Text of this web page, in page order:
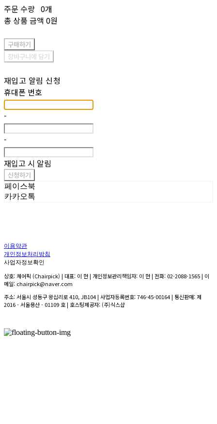
주문 수량 0개
총 상품 금액 0원
구매하기
장바구니에 담기
재입고 알림 신청
휴대폰 번호
-
-
재입고 시 알림
신청하기
페이스북
카카오톡
이용약관
개인정보처리방침
사업자정보확인
상호: 체어픽 (Chairpick) | 대표: 이 현 | 개인정보관리책임자: 이 현 | 전화: 02-2088-1565 | 이
메일: chairpick@naver.com
주소: 서울시 성동구 왕십리로 410, JB104 | 사업자등록번호:746-45-00164| 통신판매:제
2016 - 서울용산 - 01109 호| 호스팅제공자: (주)식스샵